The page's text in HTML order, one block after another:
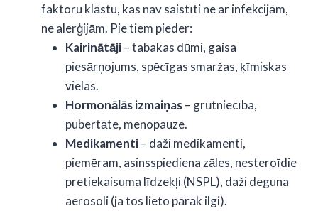
faktoru klāstu, kas nav saistīti ne ar infekcijām,
ne alerģijām. Pie tiem pieder:
Kairinātāji– tabakas dūmi, gaisa
piesārņojums, spēcīgas smaržas, ķīmiskas
vielas.
Hormonālās izmaiņas– grūtniecība,
pubertāte, menopauze.
Medikamenti– daži medikamenti,
piemēram, asinsspiediena zāles, nesteroīdie
pretiekaisuma līdzekļi (NSPL), daži deguna
aerosoli (ja tos lieto pārāk ilgi).